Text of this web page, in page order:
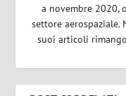
a novembre 2020,
settore aerospaziale.
suoi articoli